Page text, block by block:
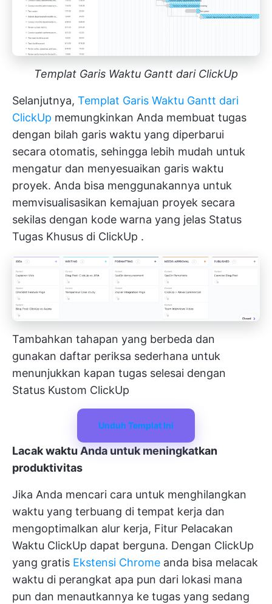
Templat Garis Waktu Gantt dari ClickUp
Selanjutnya, Templat Garis Waktu Gantt dari
ClickUp memungkinkan Anda membuat tugas
dengan bilah garis waktu yang diperbarui
secara otomatis, sehingga lebih mudah untuk
mengatur dan menyesuaikan garis waktu
proyek. Anda bisa menggunakannya untuk
memvisualisasikan kemajuan proyek secara
sekilas dengan kode warna yang jelas Status
Tugas Khusus di ClickUp .
Tambahkan tahapan yang berbeda dan
gunakan daftar periksa sederhana untuk
menunjukkan kapan tugas selesai dengan
Status Kustom ClickUp
Unduh Templat Ini
Lacak waktu Anda untuk meningkatkan
produktivitas
Jika Anda mencari cara untuk menghilangkan
waktu yang terbuang di tempat kerja dan
mengoptimalkan alur kerja, Fitur Pelacakan
Waktu ClickUp dapat berguna. Dengan ClickUp
yang gratis Ekstensi Chrome anda bisa melacak
waktu di perangkat apa pun dari lokasi mana
pun dan menautkannya ke tugas yang sedang